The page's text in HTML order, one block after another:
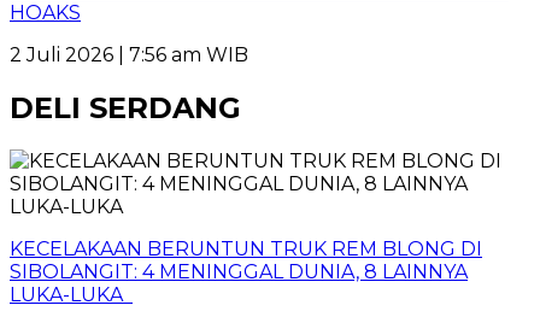
HOAKS
2 Juli 2026 | 7:56 am WIB
DELI SERDANG
KECELAKAAN BERUNTUN TRUK REM BLONG DI
SIBOLANGIT: 4 MENINGGAL DUNIA, 8 LAINNYA
LUKA-LUKA